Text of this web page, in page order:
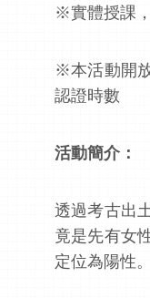
※實體授課
※本活動開
認證時數
活動簡介：
透過考古出
竟是先有女
定位為陽性。